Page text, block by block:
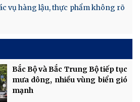
vụ hàng lậu, thực phẩm không rõ
Bắc Bộ và Bắc Trung Bộ tiếp tục
mưa dông, nhiều vùng biển gió
mạnh